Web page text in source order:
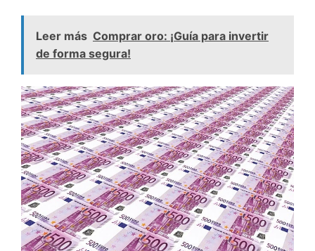
Leer más Comprar oro: ¡Guía para invertir
de forma segura!